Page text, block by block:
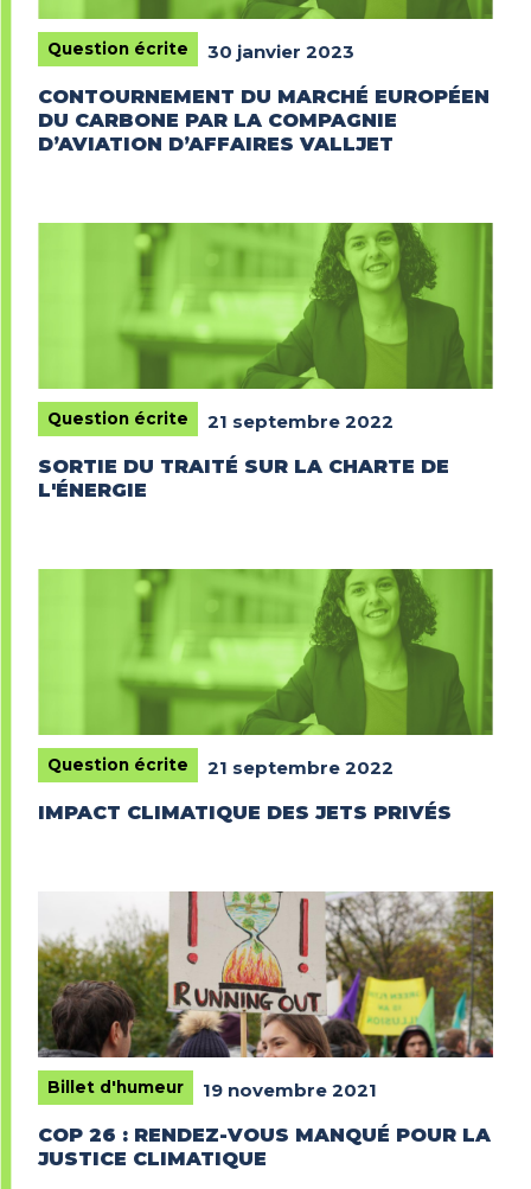
Question écrite
30 janvier 2023
CONTOURNEMENT DU MARCHÉ EUROPÉEN
DU CARBONE PAR LA COMPAGNIE
D’AVIATION D’AFFAIRES VALLJET
Question écrite
21 septembre 2022
SORTIE DU TRAITÉ SUR LA CHARTE DE
L'ÉNERGIE
Question écrite
21 septembre 2022
IMPACT CLIMATIQUE DES JETS PRIVÉS
Billet d'humeur
19 novembre 2021
COP 26 : RENDEZ-VOUS MANQUÉ POUR LA
JUSTICE CLIMATIQUE